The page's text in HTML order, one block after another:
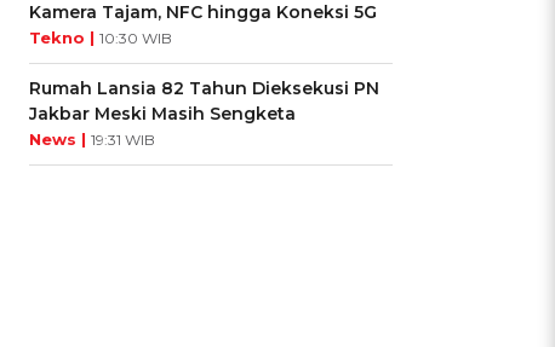
Kamera Tajam, NFC hingga Koneksi 5G
Tekno | 10:30 WIB
Rumah Lansia 82 Tahun Dieksekusi PN
Jakbar Meski Masih Sengketa
News | 19:31 WIB